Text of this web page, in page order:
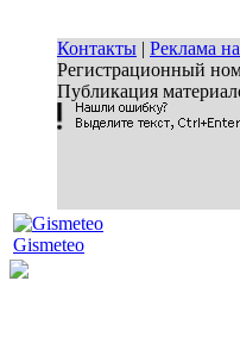
Контакты | Реклама
Регистрационный
Публикация
Gismeteo